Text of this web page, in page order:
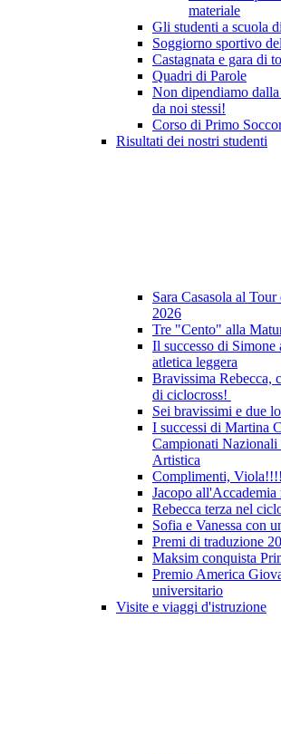
materiale
Gli studenti a scuola
Soggiorno sportivo
Castagnata e gara di
Quadri di Parole
Non dipendiamo
da noi stessi!
Corso di Primo
Risultati dei nostri studenti
Sara Casasola al
2026
Tre "Cento" alla
Il successo di
atletica leggera
Bravissima Rebecca,
di ciclocross!
Sei bravissimi e due
I successi di Martina
Campionati
Artistica
Complimenti, Viola!!!!
Jacopo
Rebecca terza nel
Sofia e Vanessa con
Premi di traduzione
Maksim conquista
Premio America
universitario
Visite e viaggi d'istruzione